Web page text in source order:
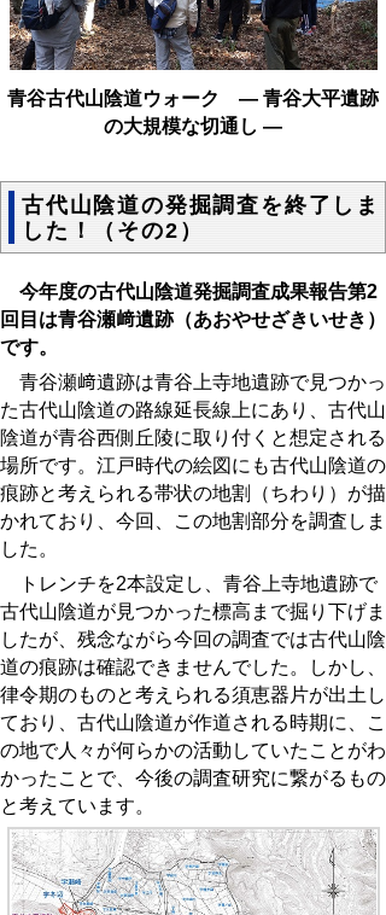
青谷古代山陰道ウォーク ― 青谷大平遺跡
の大規模な切通し ―
古代山陰道の発掘調査を終了しま
した！（その2）
今年度の古代山陰道発掘調査成果報告第2
回目は青谷瀬﨑遺跡（あおやせざきいせき）
です。
青谷瀬﨑遺跡は青谷上寺地遺跡で見つかっ
た古代山陰道の路線延長線上にあり、古代山
陰道が青谷西側丘陵に取り付くと想定される
場所です。江戸時代の絵図にも古代山陰道の
痕跡と考えられる帯状の地割（ちわり）が描
かれており、今回、この地割部分を調査しま
した。
トレンチを2本設定し、青谷上寺地遺跡で
古代山陰道が見つかった標高まで掘り下げま
したが、残念ながら今回の調査では古代山陰
道の痕跡は確認できませんでした。しかし、
律令期のものと考えられる須恵器片が出土し
ており、古代山陰道が作道される時期に、こ
の地で人々が何らかの活動していたことがわ
かったことで、今後の調査研究に繋がるもの
と考えています。